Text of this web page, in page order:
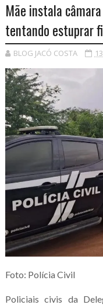
Mãe instala
tentando estuprar
BLOG JACÓ COSTA
Foto: Polícia Civil
Policiais civis da